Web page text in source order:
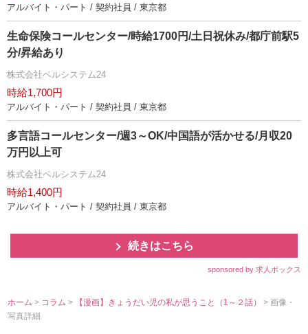
アルバイト・パート / 契約社員 / 東京都
生命保険コールセンター/時給1700円/土日祝休み/都庁前駅5
分/昇給あり
株式会社ベルシステム24
時給1,700円
アルバイト・パート / 契約社員 / 東京都
多言語コールセンター/週3～OK/中国語が活かせる/月収20
万円以上可
株式会社ベルシステム24
時給1,400円
アルバイト・パート / 契約社員 / 東京都
続きはこちら
sponsored by 求人ボックス
ホーム > コラム> 【漫画】きょうだい児の私が思うこと（1～２話）> 画像・
写真詳細